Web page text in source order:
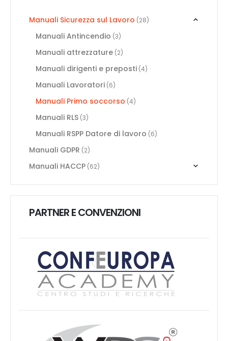
Manuali Sicurezza sul Lavoro (28)
Manuali Antincendio (3)
Manuali attrezzature (2)
Manuali dirigenti e preposti (4)
Manuali Lavoratori (6)
Manuali Primo soccorso (4)
Manuali RLS (3)
Manuali RSPP Datore di lavoro (6)
Manuali GDPR (2)
Manuali HACCP (62)
PARTNER E CONVENZIONI